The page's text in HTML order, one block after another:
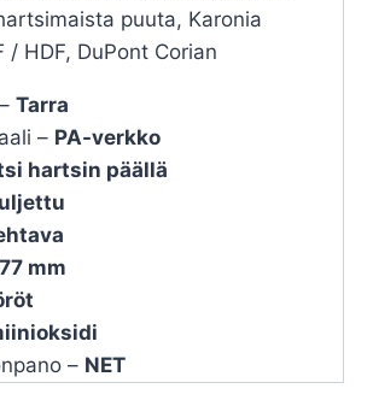
puuta, Karonia
/ HDF, DuPont Corian
Tarra
– PA-verkko
hartsin päällä
77 mm
– NET